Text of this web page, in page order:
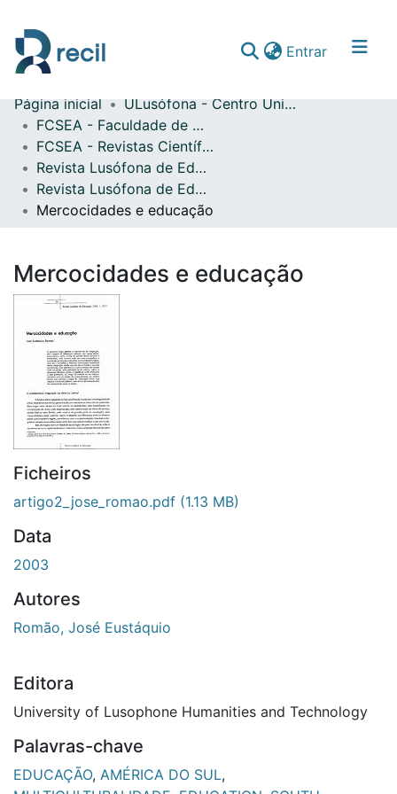
Entrar(current)
Comunidades & Coleções
Percorrer repositório
Estatísticas
Página inicial
ULusófona - Centro Universitário de Lisboa
FCSEA - Faculdade de Ciências Sociais, Educação e Administração
FCSEA - Revistas Científicas
Revista Lusófona de Educação
Revista Lusófona de Educação n.º 01 (2003)
Mercocidades e educação
Mercocidades e educação
Ficheiros
artigo2_jose_romao.pdf (1.13 MB)
Data
2003
Autores
Romão, José Eustáquio
Editora
University of Lusophone Humanities and Technology
Palavras-chave
EDUCAÇÃO, AMÉRICA DO SUL,